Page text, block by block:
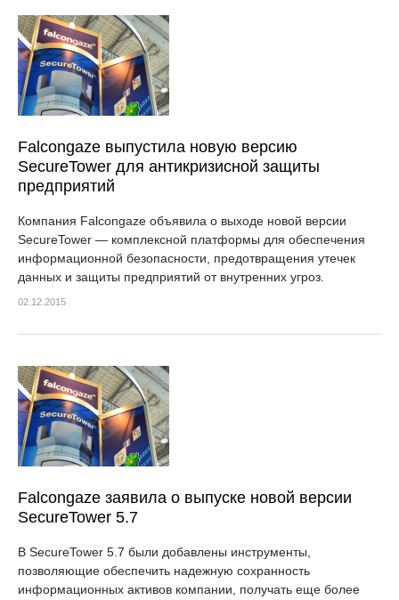
Falcongaze выпустила новую версию
SecureTower для антикризисной защиты
предприятий
Компания Falcongaze объявила о выходе новой версии
SecureTower — комплексной платформы для обеспечения
информационной безопасности, предотвращения утечек
данных и защиты предприятий от внутренних угроз.
02.12.2015
Falcongaze заявила о выпуске новой версии
SecureTower 5.7
В SecureTower 5.7 были добавлены инструменты,
позволяющие обеспечить надежную сохранность
информационных активов компании, получать еще более